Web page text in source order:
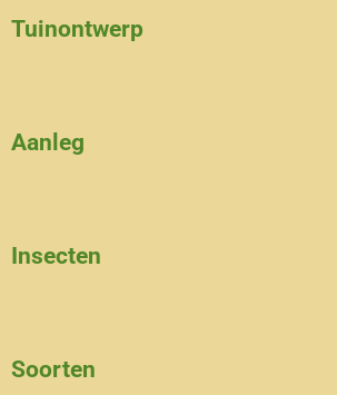
Tuinontwerp
Aanleg
Insecten
Soorten